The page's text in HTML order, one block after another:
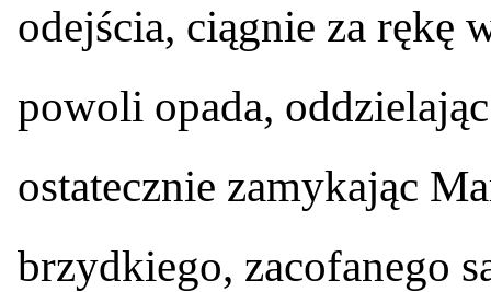
odejścia, ciągnie za rękę
powoli opada,
ostatecznie zamykając
brzydkiego, zacofanego